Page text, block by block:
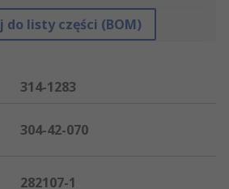
do listy części (BOM)
314-1283
304-42-070
282107-1